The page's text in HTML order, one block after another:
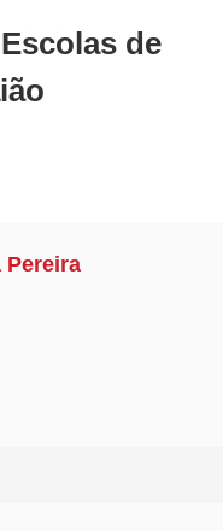
de
Pereira